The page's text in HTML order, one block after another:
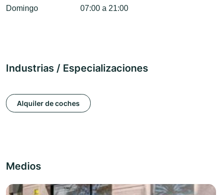
Domingo 07:00 a 21:00
Industrias / Especializaciones
Alquiler de coches
Medios